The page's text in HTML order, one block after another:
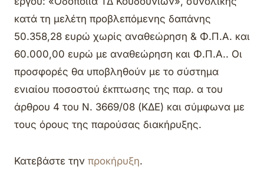
κατά τη μελέτη προβλεπόμενης δαπάνης
50.358,28 ευρώ χωρίς αναθεώρηση & Φ.Π.Α. και
60.000,00 ευρώ με αναθεώρηση και Φ.Π.Α.. Οι
προσφορές θα υποβληθούν με το σύστημα
ενιαίου ποσοστού έκπτωσης της παρ. α του
άρθρου 4 του Ν. 3669/08 (ΚΔΕ) και σύμφωνα με
τους όρους της παρούσας διακήρυξης.
Κατεβάστε την προκήρυξη.